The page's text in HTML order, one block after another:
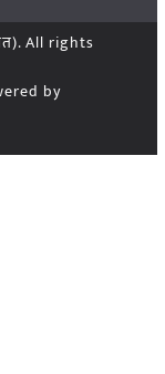
. All rights
by